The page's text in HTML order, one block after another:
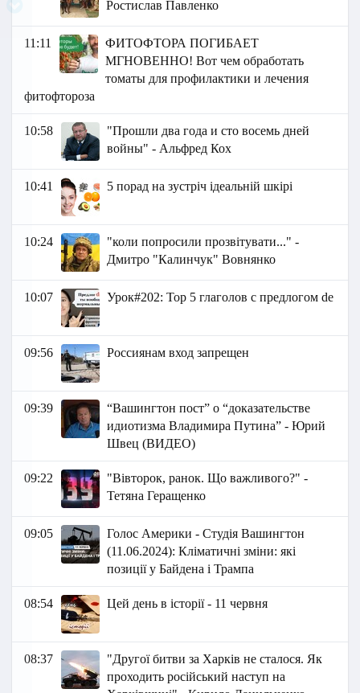
Ростислав Павленко
11:11
ФИТОФТОРА ПОГИБАЕТ
МГНОВЕННО! Вот чем обработать
томаты для профилактики и лечения
фитофтороза
10:58
"Прошли два года и сто восемь дней
войны" - Альфред Кох
10:41 5 порад на зустріч ідеальній шкірі
10:24
"коли попросили прозвітувати..." -
Дмитро "Калинчук" Вовнянко
10:07 Урок#202: Top 5 глаголов с предлогом de
09:56 Россиянам вход запрещен
09:39
“Вашингтон пост” о “доказательстве
идиотизма Владимира Путина” - Юрий
Швец (ВИДЕО)
09:22
"Вівторок, ранок. Що важливого?" -
Тетяна Геращенко
09:05
Голос Америки - Студія Вашингтон
(11.06.2024): Кліматичні зміни: які
позиції у Байдена і Трампа
08:54 Цей день в історії - 11 червня
08:37
"Другої битви за Харків не сталося. Як
проходить російський наступ на